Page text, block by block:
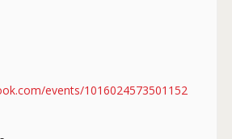
events/1016024573501152